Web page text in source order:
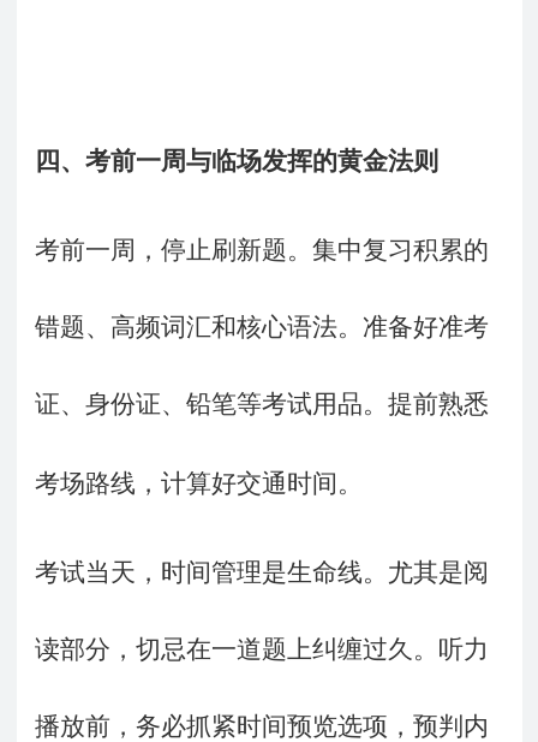
四、考前一周与临场发挥的黄金法则
考前一周，停止刷新题。集中复习积累的
错题、高频词汇和核心语法。准备好准考
证、身份证、铅笔等考试用品。提前熟悉
考场路线，计算好交通时间。
考试当天，时间管理是生命线。尤其是阅
读部分，切忌在一道题上纠缠过久。听力
播放前，务必抓紧时间预览选项，预判内